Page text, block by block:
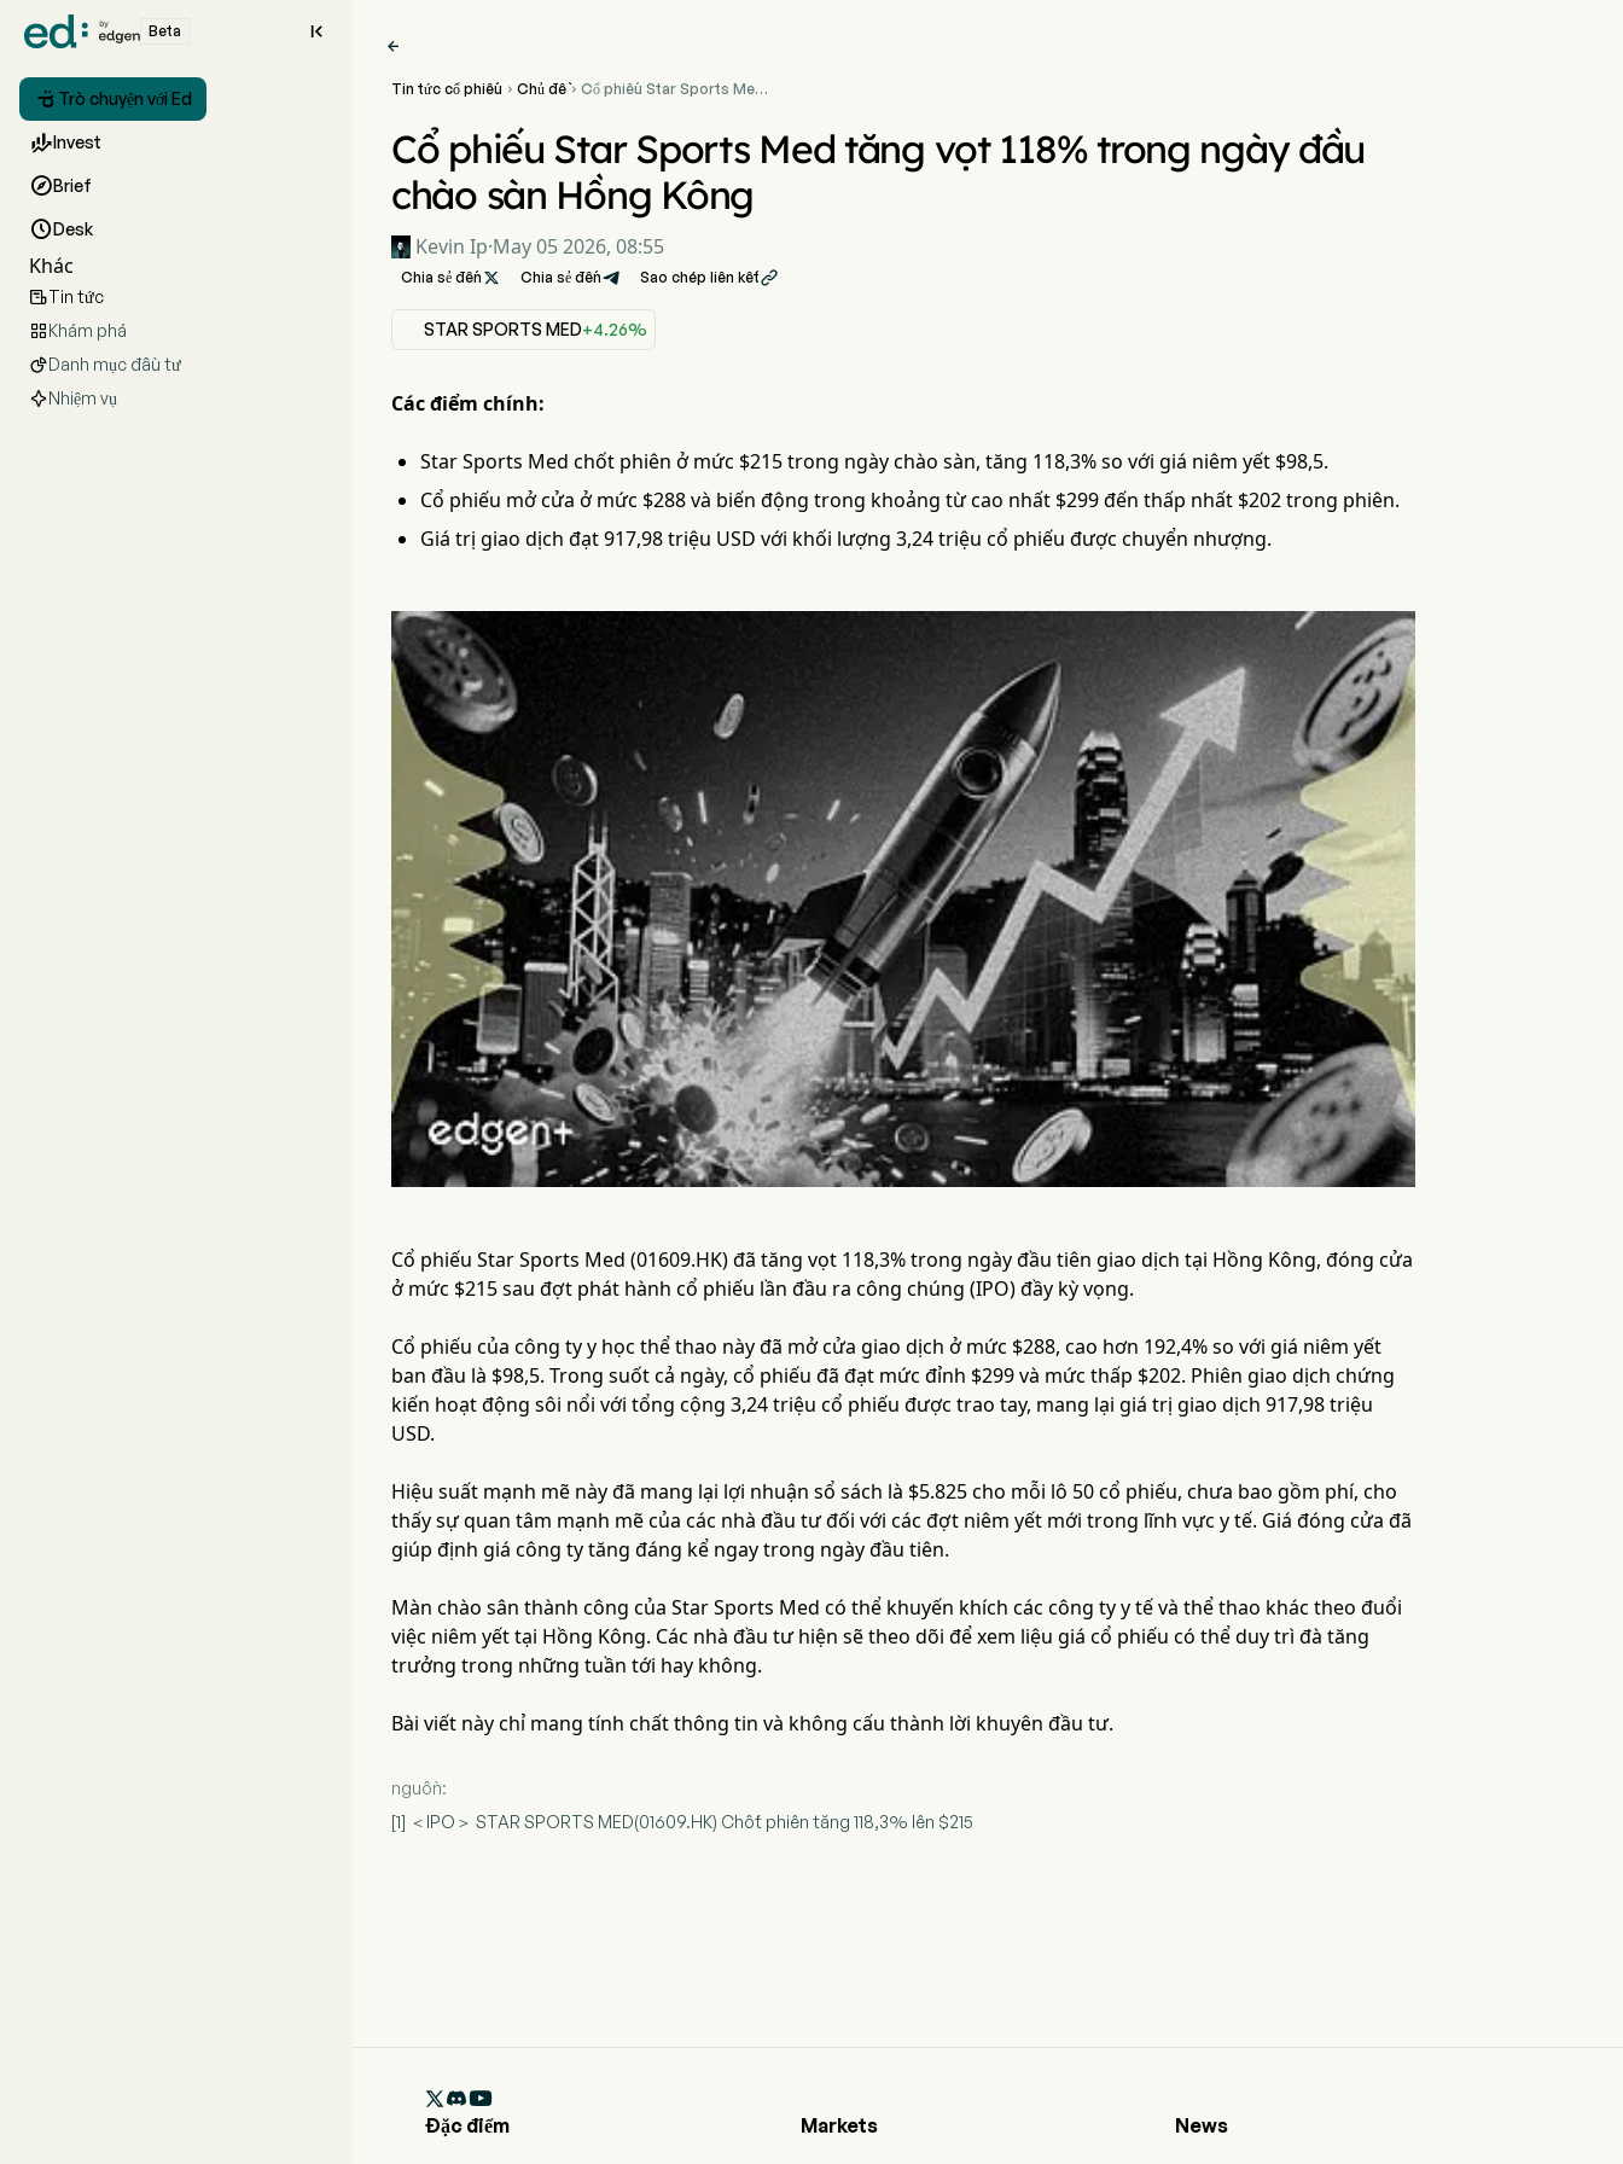
Beta 
 Trò chuyện với Ed
Invest
Brief
Desk
Khác
Tin tức
Khám phá
Danh mục đầu tư
Nhiệm vụ

Tin tức cổ phiếu  Chủ đề Cổ phiếu Star Sports Med
Cổ phiếu Star Sports Med tăng vọt 118% trong ngày đầu
chào sàn Hồng Kông
Kevin Ip·May 05 2026, 08:55
Chia sẻ đến  Chia sẻ đến Sao chép liên kết
STAR SPORTS MED+4.26%
Các điểm chính:
Star Sports Med chốt phiên ở mức $215 trong ngày chào sàn, tăng 118,3% so với giá niêm yết $98,5.
Cổ phiếu mở cửa ở mức $288 và biến động trong khoảng từ cao nhất $299 đến thấp nhất $202 trong phiên.
Giá trị giao dịch đạt 917,98 triệu USD với khối lượng 3,24 triệu cổ phiếu được chuyển nhượng.
Cổ phiếu Star Sports Med (01609.HK) đã tăng vọt 118,3% trong ngày đầu tiên giao dịch tại Hồng Kông, đóng cửa
ở mức $215 sau đợt phát hành cổ phiếu lần đầu ra công chúng (IPO) đầy kỳ vọng.
Cổ phiếu của công ty y học thể thao này đã mở cửa giao dịch ở mức $288, cao hơn 192,4% so với giá niêm yết
ban đầu là $98,5. Trong suốt cả ngày, cổ phiếu đã đạt mức đỉnh $299 và mức thấp $202. Phiên giao dịch chứng
kiến hoạt động sôi nổi với tổng cộng 3,24 triệu cổ phiếu được trao tay, mang lại giá trị giao dịch 917,98 triệu
USD.
Hiệu suất mạnh mẽ này đã mang lại lợi nhuận sổ sách là $5.825 cho mỗi lô 50 cổ phiếu, chưa bao gồm phí, cho
thấy sự quan tâm mạnh mẽ của các nhà đầu tư đối với các đợt niêm yết mới trong lĩnh vực y tế. Giá đóng cửa đã
giúp định giá công ty tăng đáng kể ngay trong ngày đầu tiên.
Màn chào sân thành công của Star Sports Med có thể khuyến khích các công ty y tế và thể thao khác theo đuổi
việc niêm yết tại Hồng Kông. Các nhà đầu tư hiện sẽ theo dõi để xem liệu giá cổ phiếu có thể duy trì đà tăng
trưởng trong những tuần tới hay không.
Bài viết này chỉ mang tính chất thông tin và không cấu thành lời khuyên đầu tư.
nguồn:
[1] ＜IPO＞ STAR SPORTS MED(01609.HK) Chốt phiên tăng 118,3% lên $215

Đặc điểm
Markets News